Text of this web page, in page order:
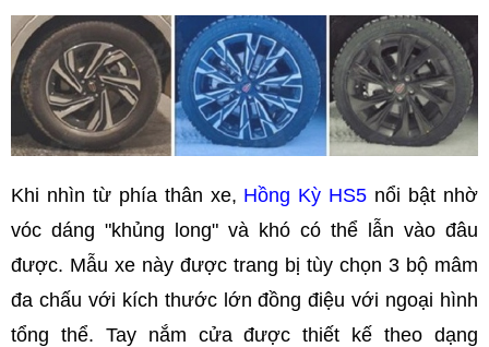
Khi nhìn từ phía thân xe, Hồng Kỳ HS5 nổi bật nhờ
vóc dáng "khủng long" và khó có thể lẫn vào đâu
được. Mẫu xe này được trang bị tùy chọn 3 bộ mâm
đa chấu với kích thước lớn đồng điệu với ngoại hình
tổng thể. Tay nắm cửa được thiết kế theo dạng